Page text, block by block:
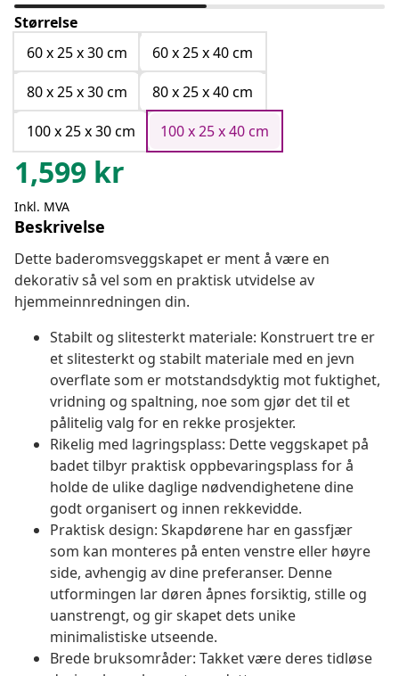
Størrelse
60 x 25 x 30 cm
60 x 25 x 40 cm
80 x 25 x 30 cm
80 x 25 x 40 cm
100 x 25 x 30 cm
100 x 25 x 40 cm
1,599 kr
Inkl. MVA
Beskrivelse
Dette baderomsveggskapet er ment å være en
dekorativ så vel som en praktisk utvidelse av
hjemmeinnredningen din.
Stabilt og slitesterkt materiale: Konstruert tre er
et slitesterkt og stabilt materiale med en jevn
overflate som er motstandsdyktig mot fuktighet,
vridning og spaltning, noe som gjør det til et
pålitelig valg for en rekke prosjekter.
Rikelig med lagringsplass: Dette veggskapet på
badet tilbyr praktisk oppbevaringsplass for å
holde de ulike daglige nødvendighetene dine
godt organisert og innen rekkevidde.
Praktisk design: Skapdørene har en gassfjær
som kan monteres på enten venstre eller høyre
side, avhengig av dine preferanser. Denne
utformingen lar døren åpnes forsiktig, stille og
uanstrengt, og gir skapet dets unike
minimalistiske utseende.
Brede bruksområder: Takket være deres tidløse